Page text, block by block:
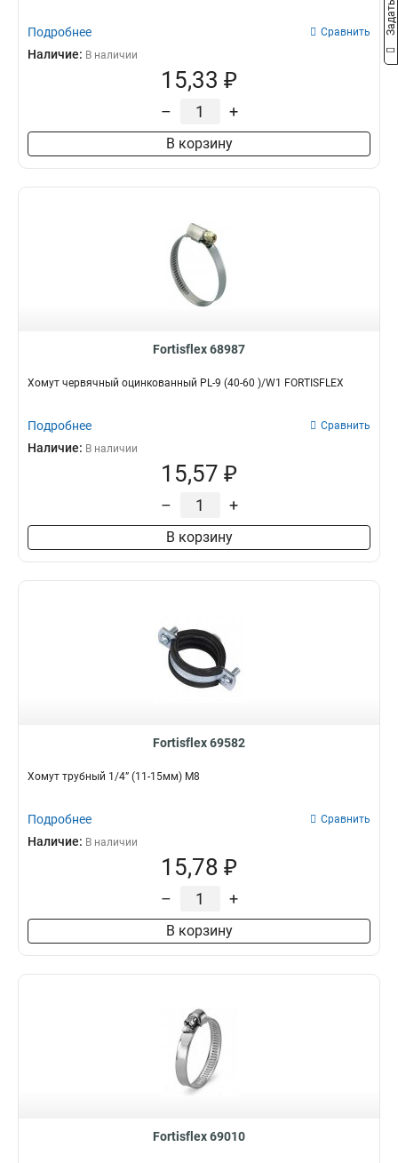
Подробнее Сравнить
Наличие: В наличии
15,33 ₽
– +
В корзину
Fortisflex 68987
Хомут червячный оцинкованный PL-9 (40-60 )/W1 FORTISFLEX
Подробнее Сравнить
Наличие: В наличии
15,57 ₽
– +
В корзину
Fortisflex 69582
Хомут трубный 1/4” (11-15мм) М8
Подробнее Сравнить
Наличие: В наличии
15,78 ₽
– +
В корзину
Fortisflex 69010